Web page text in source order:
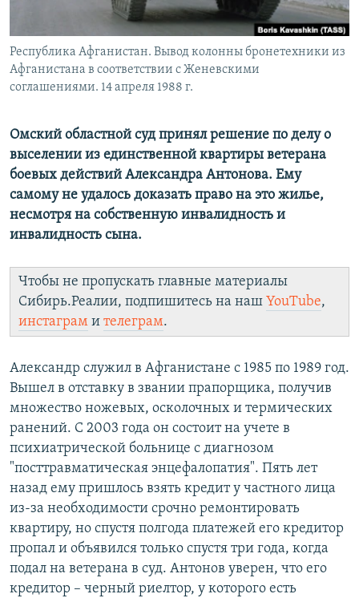
Все сайты РСЕ/РС
Республика Афганистан. Вывод колонны бронетехники из
Афганистана в соответствии с Женевскими
соглашениями. 14 апреля 1988 г.
Омский областной суд принял решение по делу о
выселении из единственной квартиры ветерана
боевых действий Александра Антонова. Ему
самому не удалось доказать право на это жилье,
несмотря на собственную инвалидность и
инвалидность сына.
Чтобы не пропускать главные материалы
Сибирь.Реалии, подпишитесь на наш YouTube,
инстаграм и телеграм.
Александр служил в Афганистане с 1985 по 1989 год.
Вышел в отставку в звании прапорщика, получив
множество ножевых, осколочных и термических
ранений. С 2003 года он состоит на учете в
психиатрической больнице с диагнозом
"посттравматическая энцефалопатия". Пять лет
назад ему пришлось взять кредит у частного лица
из-за необходимости срочно ремонтировать
квартиру, но спустя полгода платежей его кредитор
пропал и объявился только спустя три года, когда
подал на ветерана в суд. Антонов уверен, что его
кредитор – черный риелтор, у которого есть